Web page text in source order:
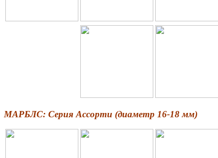
МАРБЛС: Серия Ассорти (диаметр 16-18 мм)